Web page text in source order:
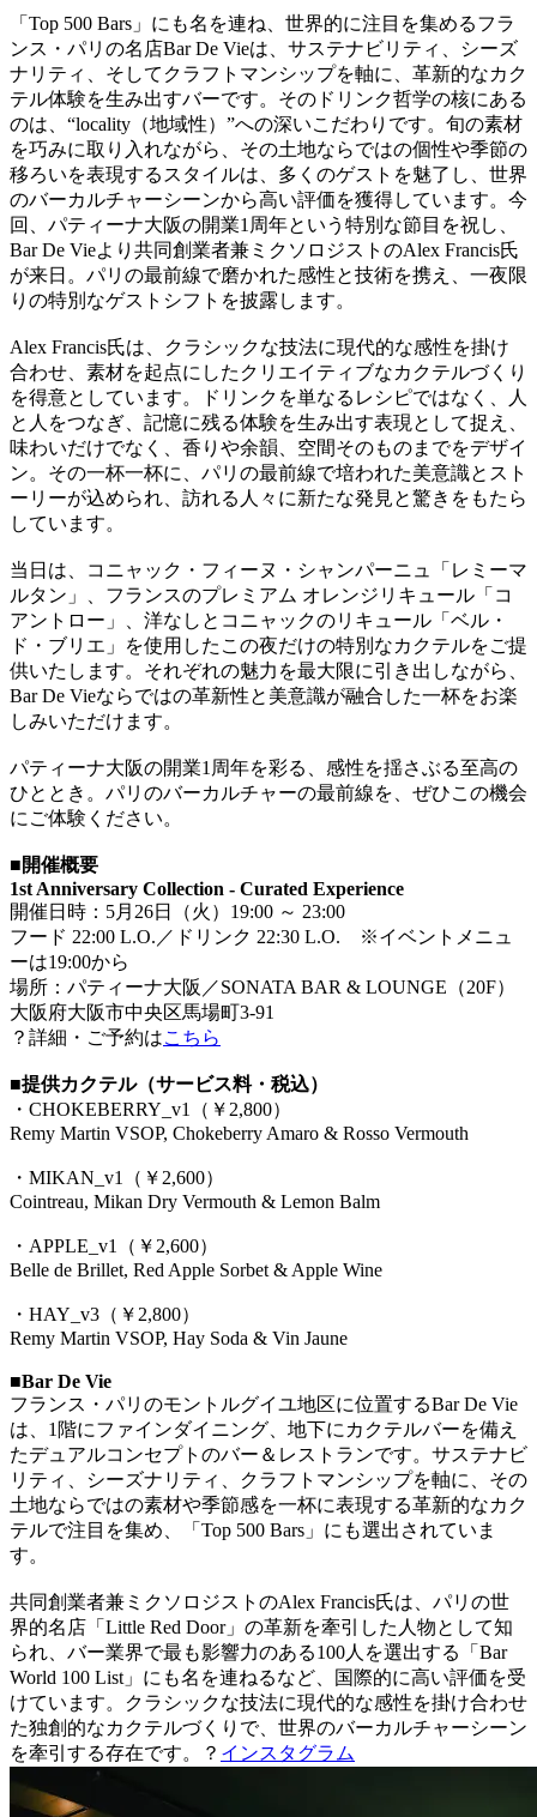
「Top 500 Bars」にも名を連ね、世界的に注目を集めるフラ
ンス・パリの名店Bar De Vieは、サステナビリティ、シーズ
ナリティ、そしてクラフトマンシップを軸に、革新的なカク
テル体験を生み出すバーです。そのドリンク哲学の核にある
のは、“locality（地域性）”への深いこだわりです。旬の素材
を巧みに取り入れながら、その土地ならではの個性や季節の
移ろいを表現するスタイルは、多くのゲストを魅了し、世界
のバーカルチャーシーンから高い評価を獲得しています。今
回、パティーナ大阪の開業1周年という特別な節目を祝し、
Bar De Vieより共同創業者兼ミクソロジストのAlex Francis氏
が来日。パリの最前線で磨かれた感性と技術を携え、一夜限
りの特別なゲストシフトを披露します。
Alex Francis氏は、クラシックな技法に現代的な感性を掛け
合わせ、素材を起点にしたクリエイティブなカクテルづくり
を得意としています。ドリンクを単なるレシピではなく、人
と人をつなぎ、記憶に残る体験を生み出す表現として捉え、
味わいだけでなく、香りや余韻、空間そのものまでをデザイ
ン。その一杯一杯に、パリの最前線で培われた美意識とスト
ーリーが込められ、訪れる人々に新たな発見と驚きをもたら
しています。
当日は、コニャック・フィーヌ・シャンパーニュ「レミーマ
ルタン」、フランスのプレミアム オレンジリキュール「コ
アントロー」、洋なしとコニャックのリキュール「ベル・
ド・ブリエ」を使用したこの夜だけの特別なカクテルをご提
供いたします。それぞれの魅力を最大限に引き出しながら、
Bar De Vieならではの革新性と美意識が融合した一杯をお楽
しみいただけます。
パティーナ大阪の開業1周年を彩る、感性を揺さぶる至高の
ひととき。パリのバーカルチャーの最前線を、ぜひこの機会
にご体験ください。
■開催概要
1st Anniversary Collection - Curated Experience
開催日時：5月26日（火）19:00 ～ 23:00
フード 22:00 L.O.／ドリンク 22:30 L.O. ※イベントメニュ
ーは19:00から
場所：パティーナ大阪／SONATA BAR & LOUNGE（20F）
大阪府大阪市中央区馬場町3-91
？詳細・ご予約はこちら
■提供カクテル（サービス料・税込）
・CHOKEBERRY_v1（￥2,800）
Remy Martin VSOP, Chokeberry Amaro & Rosso Vermouth
・MIKAN_v1（￥2,600）
Cointreau, Mikan Dry Vermouth & Lemon Balm
・APPLE_v1（￥2,600）
Belle de Brillet, Red Apple Sorbet & Apple Wine
・HAY_v3（￥2,800）
Remy Martin VSOP, Hay Soda & Vin Jaune
■Bar De Vie
フランス・パリのモントルグイユ地区に位置するBar De Vie
は、1階にファインダイニング、地下にカクテルバーを備え
たデュアルコンセプトのバー＆レストランです。サステナビ
リティ、シーズナリティ、クラフトマンシップを軸に、その
土地ならではの素材や季節感を一杯に表現する革新的なカク
テルで注目を集め、「Top 500 Bars」にも選出されていま
す。
共同創業者兼ミクソロジストのAlex Francis氏は、パリの世
界的名店「Little Red Door」の革新を牽引した人物として知
られ、バー業界で最も影響力のある100人を選出する「Bar
World 100 List」にも名を連ねるなど、国際的に高い評価を受
けています。クラシックな技法に現代的な感性を掛け合わせ
た独創的なカクテルづくりで、世界のバーカルチャーシーン
を牽引する存在です。？ インスタグラム